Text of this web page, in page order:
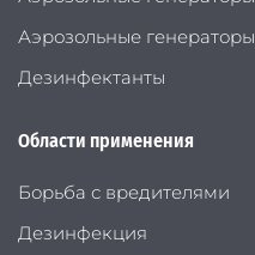
Аэрозольные
Дезинфектанты
Области применения
Борьба с вредителями
Дезинфекция